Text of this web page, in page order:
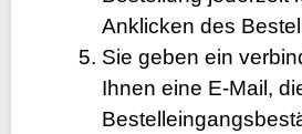
Anklicken des
Sie geben ein
Ihnen eine E-Mail,